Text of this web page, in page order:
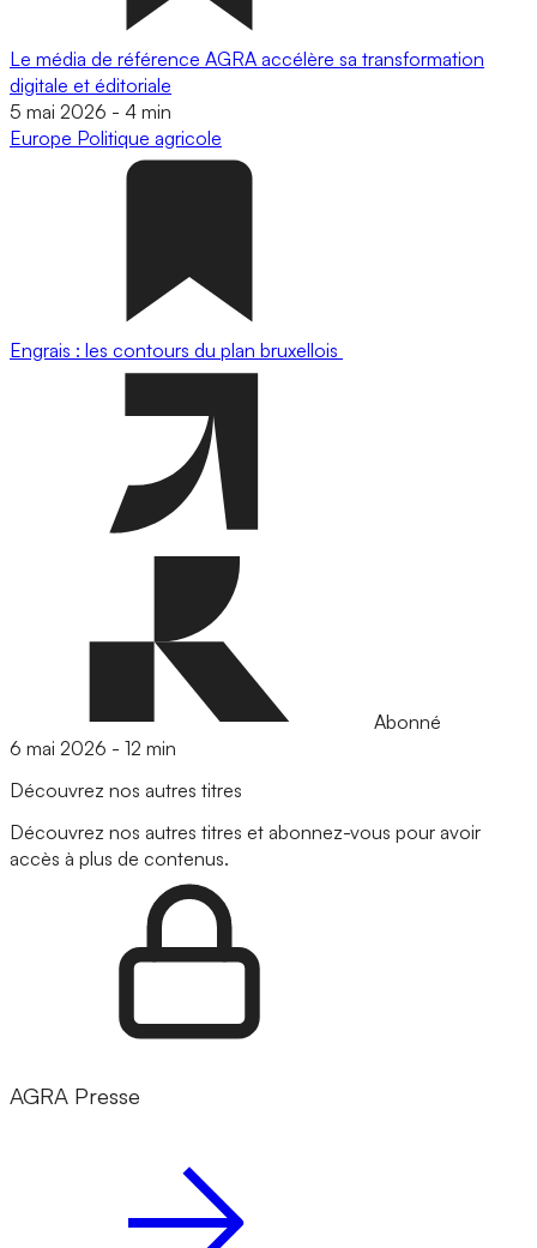
Le média de référence AGRA accélère sa transformation
digitale et éditoriale
5 mai 2026 - 4 min
Europe Politique agricole
Engrais : les contours du plan bruxellois
Abonné
6 mai 2026 - 12 min
Découvrez nos autres titres
Découvrez nos autres titres et abonnez-vous pour avoir
accès à plus de contenus.
AGRA Presse